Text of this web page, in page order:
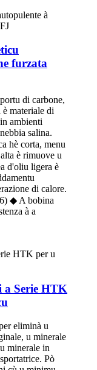
furzata
di carbone,
materiale di
ambienti
salina.
hè corta, menu
è rimuove u
d'oliu ligera è
di calore.
◆ A bobina
à a
a Serie HTK
eliminà u
u minerale
minerale in
Pò